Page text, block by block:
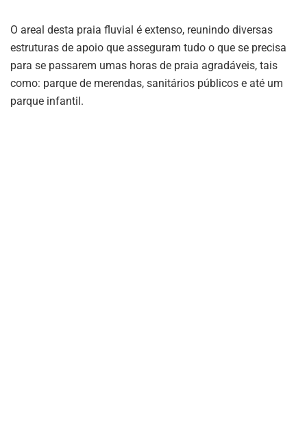
O areal desta praia fluvial é extenso, reunindo diversas
estruturas de apoio que asseguram tudo o que se precisa
para se passarem umas horas de praia agradáveis, tais
como: parque de merendas, sanitários públicos e até um
parque infantil.